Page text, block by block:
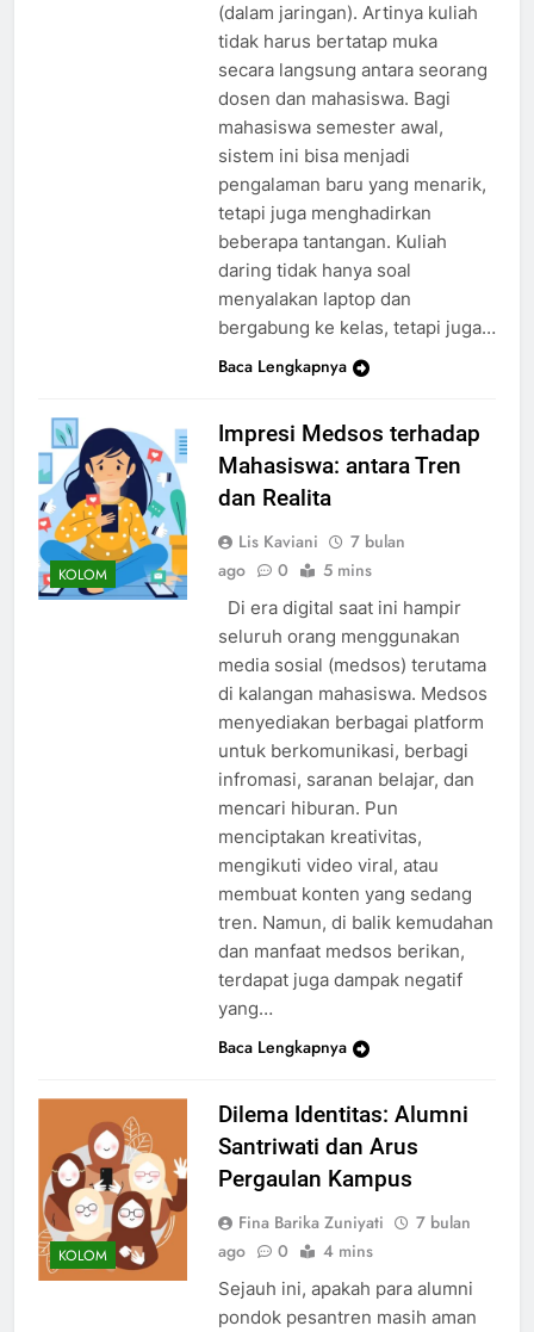
(dalam jaringan). Artinya kuliah
tidak harus bertatap muka
secara langsung antara seorang
dosen dan mahasiswa. Bagi
mahasiswa semester awal,
sistem ini bisa menjadi
pengalaman baru yang menarik,
tetapi juga menghadirkan
beberapa tantangan. Kuliah
daring tidak hanya soal
menyalakan laptop dan
bergabung ke kelas, tetapi juga…
Baca Lengkapnya
KOLOM
Impresi Medsos terhadap
Mahasiswa: antara Tren
dan Realita
Lis Kaviani
7 bulan
ago
0 5 mins
Di era digital saat ini hampir
seluruh orang menggunakan
media sosial (medsos) terutama
di kalangan mahasiswa. Medsos
menyediakan berbagai platform
untuk berkomunikasi, berbagi
infromasi, saranan belajar, dan
mencari hiburan. Pun
menciptakan kreativitas,
mengikuti video viral, atau
membuat konten yang sedang
tren. Namun, di balik kemudahan
dan manfaat medsos berikan,
terdapat juga dampak negatif
yang…
Baca Lengkapnya
KOLOM
Dilema Identitas: Alumni
Santriwati dan Arus
Pergaulan Kampus
Fina Barika Zuniyati
7 bulan
ago
0 4 mins
Sejauh ini, apakah para alumni
pondok pesantren masih aman